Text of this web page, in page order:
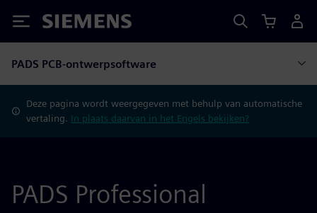
Siemens
PADS PCB-ontwerpsoftware
Deze pagina wordt weergegeven met behulp van automatische
vertaling. In plaats daarvan in het Engels bekijken?
PADS Professional